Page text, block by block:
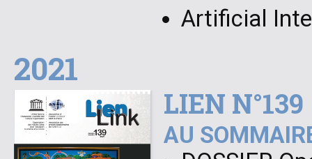
Artificial
2021
LIEN N°139
AU